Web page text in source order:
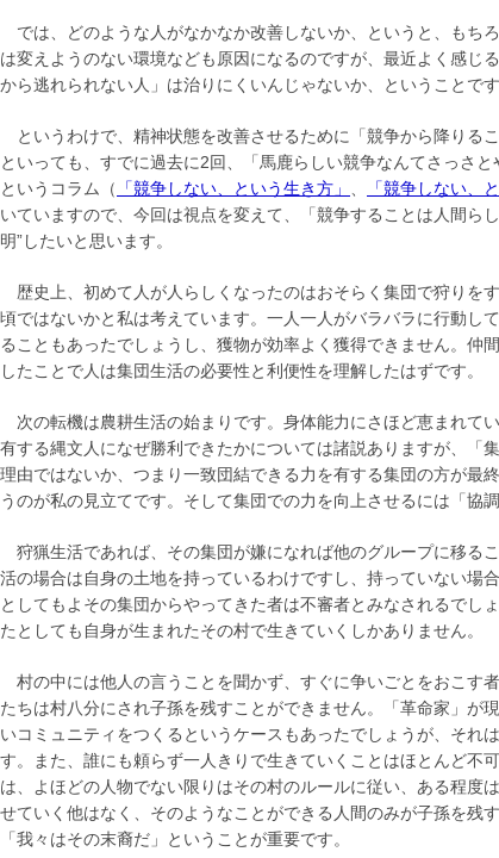
では、どのような人がなかなか改善しないか、というと、もち
は変えようのない環境なども原因になるのですが、最近よく感じ
から逃れられない人」は治りにくいんじゃないか、ということです
というわけで、精神状態を改善させるために「競争から降りる
といっても、すでに過去に2回、「馬鹿らしい競争なんてさっさと
というコラム（
「競争しない、という生き方」 、 「競争しない、
いていますので、今回は視点を変えて、「競争することは人間ら
明”したいと思います。
歴史上、初めて人が人らしくなったのはおそらく集団で狩りを
頃ではないかと私は考えています。一人一人がバラバラに行動し
ることもあったでしょうし、獲物が効率よく獲得できません。仲
したことで人は集団生活の必要性と利便性を理解したはずです。
次の転機は農耕生活の始まりです。身体能力にさほど恵まれて
有する縄文人になぜ勝利できたかについては諸説ありますが、「
理由ではないか、つまり一致団結できる力を有する集団の方が最
うのが私の見立てです。そして集団での力を向上させるには「協
狩猟生活であれば、その集団が嫌になれば他のグループに移る
活の場合は自身の土地を持っているわけですし、持っていない場
としてもよその集団からやってきた者は不審者とみなされるでし
たとしても自身が生まれたその村で生きていくしかありません。
村の中には他人の言うことを聞かず、すぐに争いごとをおこす
たちは村八分にされ子孫を残すことができません。「革命家」が
いコミュニティをつくるというケースもあったでしょうが、それ
す。また、誰にも頼らず一人きりで生きていくことはほとんど不
は、よほどの人物でない限りはその村のルールに従い、ある程度
せていく他はなく、そのようなことができる人間のみが子孫を残
「我々はその末裔だ」ということが重要です。